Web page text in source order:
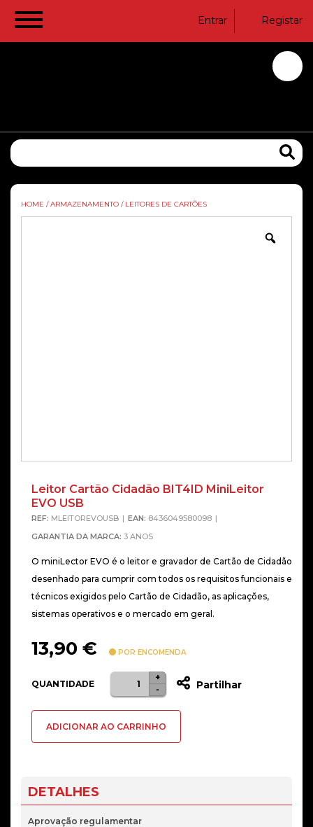
Entrar Registar
HOME / ARMAZENAMENTO / LEITORES DE CARTÕES
Leitor Cartão Cidadão BIT4ID MiniLeitor
EVO USB
REF: MLEITOREVOUSB EAN: 8436049580098
GARANTIA DA MARCA: 3 ANOS
O miniLector EVO é o leitor e gravador de Cartão de Cidadão
desenhado para cumprir com todos os requisitos funcionais e
técnicos exigidos pelo Cartão de Cidadão, as aplicações,
sistemas operativos e o mercado em geral.
13,90 € POR ENCOMENDA
QUANTIDADE
Quantidade
de
Cartão
EVO
USB
-
+
Partilhar
ADICIONAR AO CARRINHO
DETALHES
Aprovação regulamentar